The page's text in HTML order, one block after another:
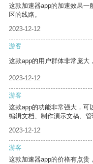
这款加速器app的加速效果一
区的线路。
2023-12-12
游客
这款app的用户群体非常庞大
2023-12-12
游客
这款app的功能非常强大，可
编辑文档、制作演示文稿、管
2023-12-12
游客
这款加速器app的价格有点贵